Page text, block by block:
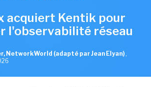
acquiert Kentik pour
l'observabilité réseau
NetworkWorld (adapté par Jean Elyan) ,